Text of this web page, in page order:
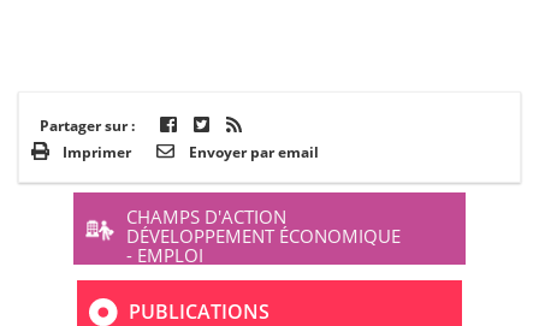
Partager sur :
Imprimer
Envoyer par email
CHAMPS D'ACTION
DÉVELOPPEMENT ÉCONOMIQUE
- EMPLOI
PUBLICATIONS